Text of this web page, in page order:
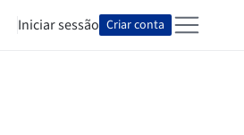
Iniciar sessão Criar conta